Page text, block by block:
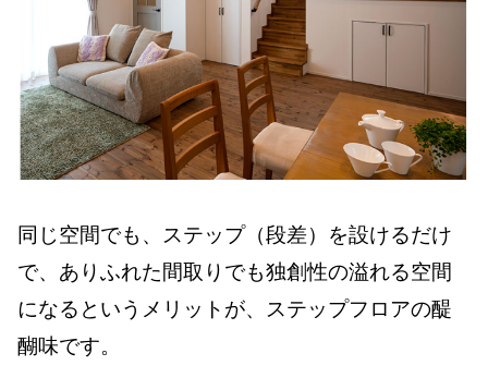
同じ空間でも、ステップ（段差）を設けるだけ
で、ありふれた間取りでも独創性の溢れる空間
になるというメリットが、ステップフロアの醍
醐味です。